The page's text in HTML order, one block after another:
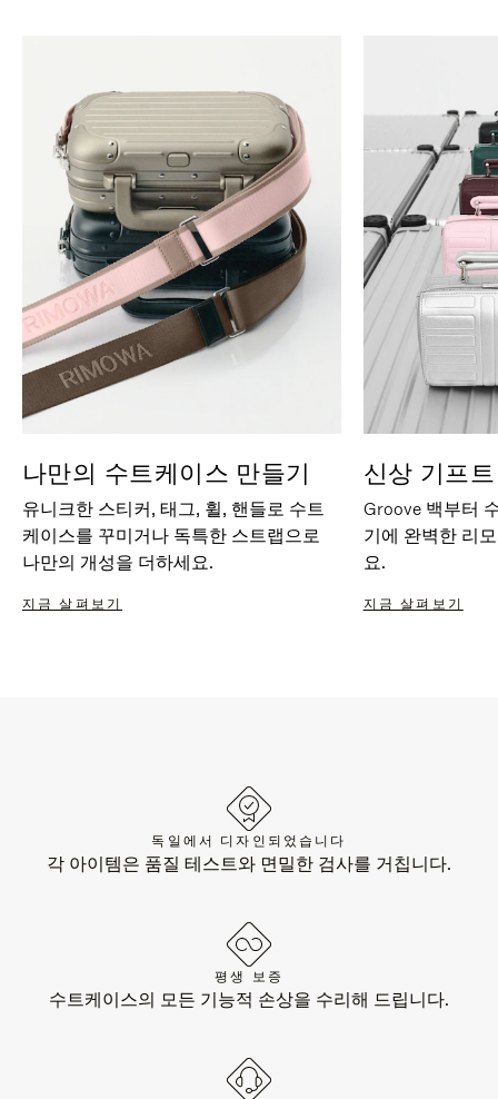
나만의 수트케이스 만들기
유니크한 스티커, 태그, 휠, 핸들로 수트
케이스를 꾸미거나 독특한 스트랩으로
나만의 개성을 더하세요.
지금 살펴보기
신상 기프
Groove 백부터
기에 완벽한 리
요.
지금 살펴보기
독일에서 디자인되었습니다
각 아이템은 품질 테스트와 면밀한 검사를 거칩니다.
평생 보증
수트케이스의 모든 기능적 손상을 수리해 드립니다.